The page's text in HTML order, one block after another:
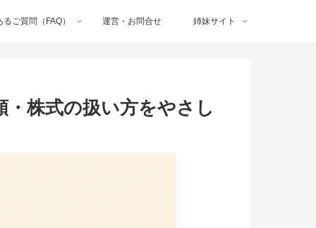
るご質問（FAQ） 運営・お問合せ 姉妹サイト
株式の扱い方をやさし